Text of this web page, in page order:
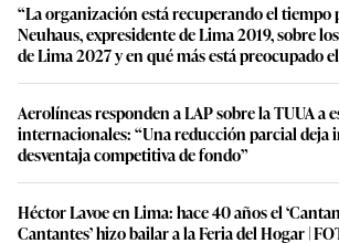
“La organización está recuperando el tiempo
Neuhaus, expresidente de Lima 2019, sobre
de Lima 2027 y en qué más está preocupado
Aerolíneas responden a LAP sobre la TUUA a
internacionales: “Una reducción parcial deja
desventaja competitiva de fondo”
Héctor Lavoe en Lima: hace 40 años el
Cantantes’ hizo bailar a la Feria del Hogar |